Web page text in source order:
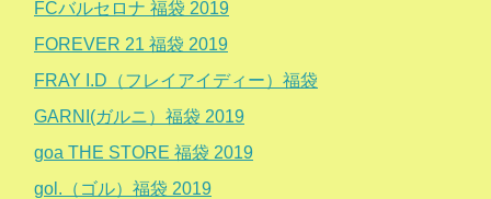
FCバルセロナ 福袋 2019
FOREVER 21 福袋 2019
FRAY I.D（フレイアイディー）福袋
GARNI(ガルニ）福袋 2019
goa THE STORE 福袋 2019
gol.（ゴル）福袋 2019